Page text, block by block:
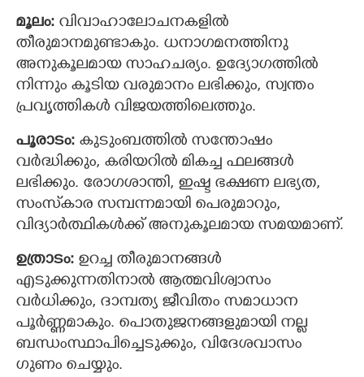
മൂലം: വിവാഹാലോചനകളിൽ
തീരുമാനമുണ്ടാകും. ധനാഗമനത്തിനു
അനുകൂലമായ സാഹചര്യം. ഉദ്യോഗത്തിൽ
നിന്നും കൂടിയ വരുമാനം ലഭിക്കും, സ്വന്തം
പ്രവൃത്തികൾ വിജയത്തിലെത്തും.
പൂരാടം: കുടുംബത്തിൽ സന്തോഷം
വർദ്ധിക്കും, കരിയറിൽ മികച്ച ഫലങ്ങൾ
ലഭിക്കും. രോഗശാന്തി, ഇഷ്ട ഭക്ഷണ ലഭ്യത,
സംസ്‌കാര സമ്പന്നമായി പെരുമാറും,
വിദ്യാർത്ഥികൾക്ക് അനുകൂലമായ സമയമാണ്.
ഉത്രാടം: ഉറച്ച തീരുമാനങ്ങൾ
എടുക്കുന്നതിനാൽ ആത്മവിശ്വാസം
വർധിക്കും, ദാമ്പത്യ ജീവിതം സമാധാന
പൂർണ്ണമാകും. പൊതുജനങ്ങളുമായി നല്ല
ബന്ധംസ്ഥാപിച്ചെടുക്കും, വിദേശവാസം
ഗുണം ചെയ്യും.